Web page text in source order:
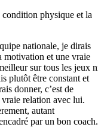
physique et la
nationale, je dirais
motivation et une vraie
sur tous les jeux
plutôt être constant et
donner, c’est de
relation avec lui.
autant
par un bon coach.